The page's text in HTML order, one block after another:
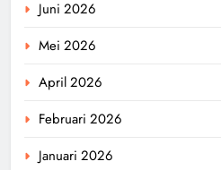
Juni 2026
Mei 2026
April 2026
Februari 2026
Januari 2026